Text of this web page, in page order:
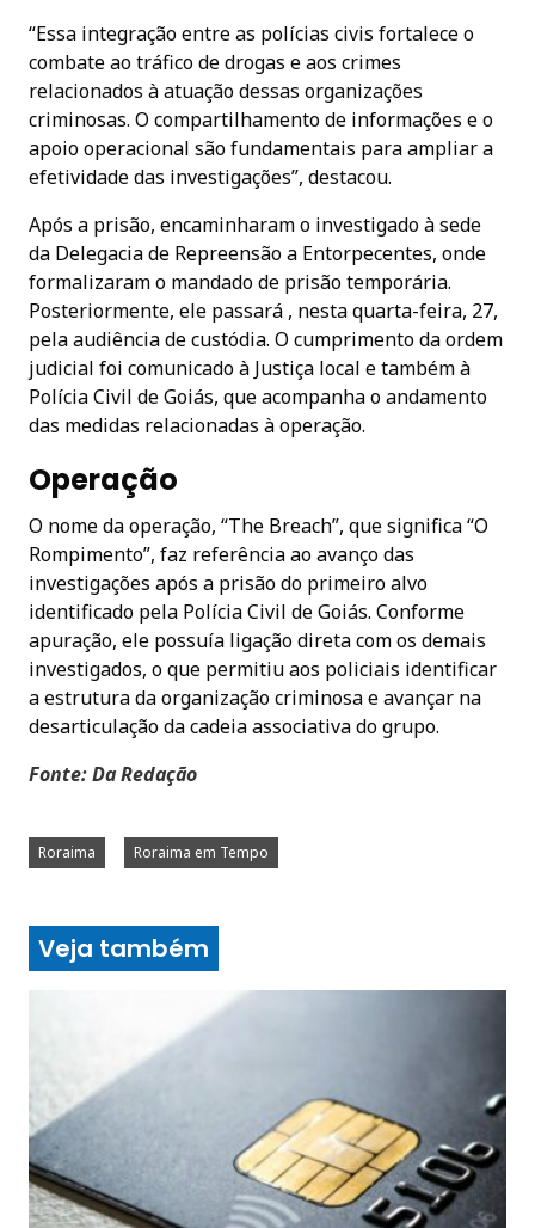
“Essa integração entre as polícias civis fortalece o
combate ao tráfico de drogas e aos crimes
relacionados à atuação dessas organizações
criminosas. O compartilhamento de informações e o
apoio operacional são fundamentais para ampliar a
efetividade das investigações”, destacou.
Após a prisão, encaminharam o investigado à sede
da Delegacia de Repreensão a Entorpecentes, onde
formalizaram o mandado de prisão temporária.
Posteriormente, ele passará , nesta quarta-feira, 27,
pela audiência de custódia. O cumprimento da ordem
judicial foi comunicado à Justiça local e também à
Polícia Civil de Goiás, que acompanha o andamento
das medidas relacionadas à operação.
Operação
O nome da operação, “The Breach”, que significa “O
Rompimento”, faz referência ao avanço das
investigações após a prisão do primeiro alvo
identificado pela Polícia Civil de Goiás. Conforme
apuração, ele possuía ligação direta com os demais
investigados, o que permitiu aos policiais identificar
a estrutura da organização criminosa e avançar na
desarticulação da cadeia associativa do grupo.
Fonte: Da Redação
Roraima Roraima em Tempo
Veja também